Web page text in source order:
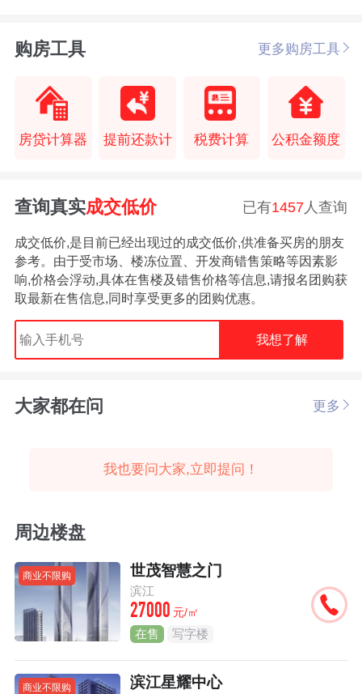
购房工具 更多购房工具
房贷计算器 提前还款计 税费计算 公积金额度
查询真实成交低价 已有1457 人查询
成交低价,是目前已经出现过的成交低价,供准备买房的朋友
参考。由于受市场、楼冻位置、开发商错售策略等因素影
响,价格会浮动,具体在售楼及错售价格等信息,请报名团购获
取最新在售信息,同时享受更多的团购优惠。
我想了解
大家都在问 更多
我也要问大家,立即提问！
周边楼盘
商业不限购 世茂智慧之门
滨江
27000 元/㎡
在售 写字楼
商业不限购 滨江星耀中心